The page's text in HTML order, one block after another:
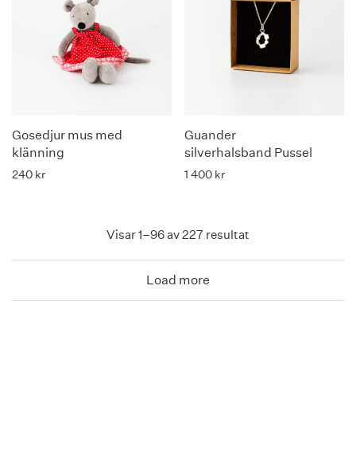
Gosedjur mus med
klänning
240 kr
Guander
silverhalsband Pussel
1 400 kr
Visar 1–96 av 227 resultat
Load more